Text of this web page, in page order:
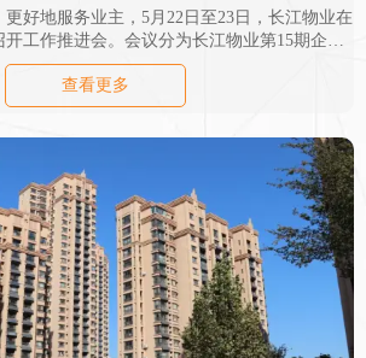
好地服务业主，5月22日至23日，长江物业在
工作推进会。会议分为长江物业第15期企业
专题讨论会两个阶段。
查看更多